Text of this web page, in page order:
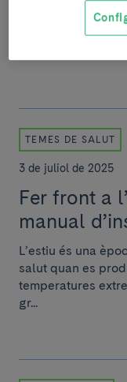
Del 14 de juliol al
Condis podrà
TEMES DE SALUT
3 de juliol de 2025
Fer front a
manual
L’estiu és una
salut quan es
temperatures
gr...